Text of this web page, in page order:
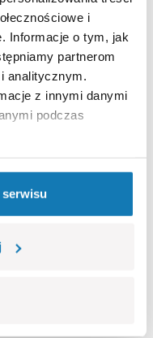
i
Informacje o tym, jak
partnerom
analitycznym.
z innymi danymi
podczas
serwisu
produktów
klocków
bez użycia naklejek,
na rysunkach i
mm (15”) x 140 mm